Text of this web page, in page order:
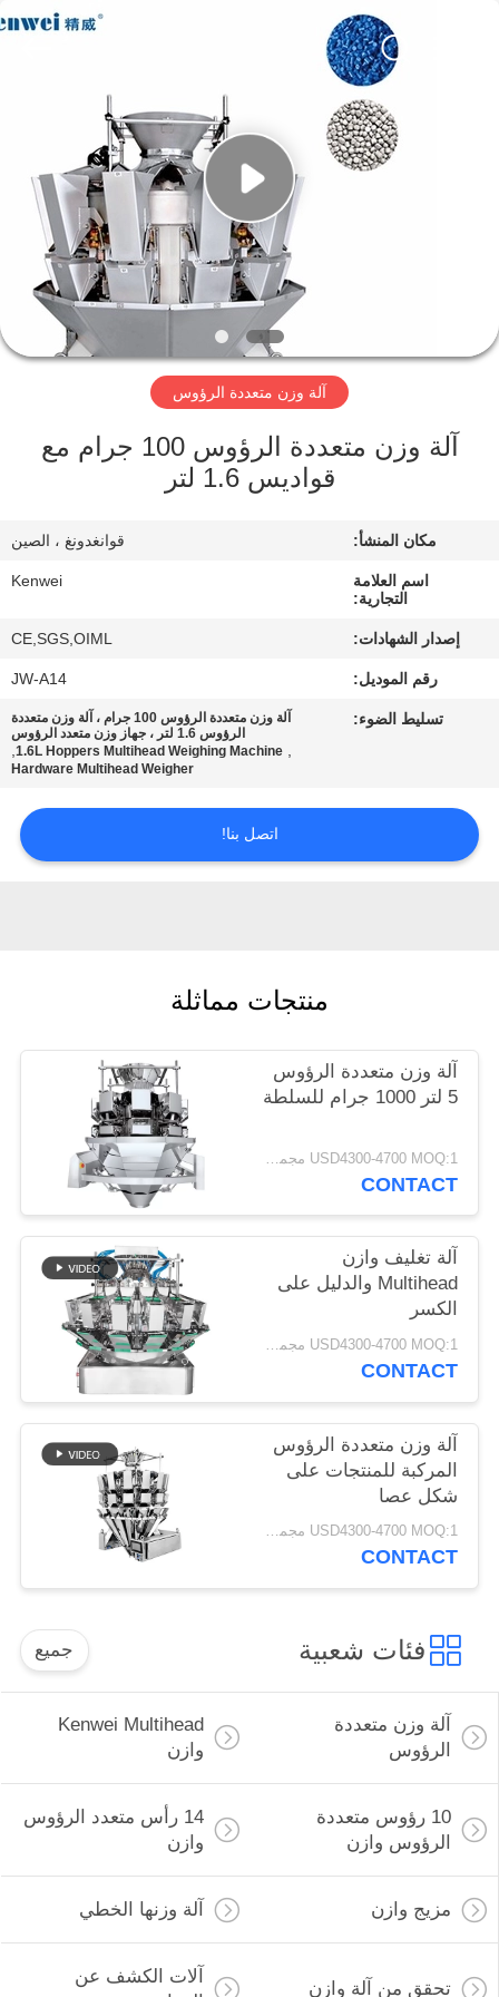
جولة
المعمل
الجودة
اتصل
طلب
خريطة
آلة وزن متعددة الرؤوس
آلة وزن متعددة الرؤوس 100 جرام مع
قواديس 1.6 لتر
مكان المنشأ: قوانغدونغ ، الصين
اسم العلامة
التجارية:
Kenwei
إصدار الشهادات: CE,SGS,OIML
رقم الموديل: JW-A14
تسليط الضوء:
آلة وزن متعددة الرؤوس 100 جرام ، آلة وزن متعددة
الرؤوس 1.6 لتر ، جهاز وزن متعدد الرؤوس
,
1.6L Hoppers Multihead Weighing Machine
,
Hardware Multihead Weigher
اتصل بنا!
منتجات مماثلة
آلة وزن متعددة الرؤوس
5 لتر 1000 جرام للسلطة
USD4300-4700 MOQ:1 مجموعة
CONTACT
آلة تغليف وازن
Multihead والدليل على
الكسر
USD4300-4700 MOQ:1 مجموعة
CONTACT
آلة وزن متعددة الرؤوس
المركبة للمنتجات على
شكل عصا
USD4300-4700 MOQ:1 مجموعة
CONTACT
فئات شعبية جميع
آلة وزن متعددة
الرؤوس
Kenwei Multihead
وازن
10 رؤوس متعددة
الرؤوس وازن
14 رأس متعدد الرؤوس
وازن
مزيج وازن آلة وزنها الخطي
تحقق من آلة وازن
آلات الكشف عن